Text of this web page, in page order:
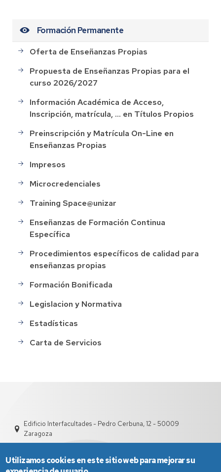
Formación Permanente
Oferta de Enseñanzas Propias
Propuesta de Enseñanzas Propias para el
curso 2026/2027
Información Académica de Acceso,
Inscripción, matrícula, ... en Títulos Propios
Preinscripción y Matrícula On-Line en
Enseñanzas Propias
Impresos
Microcredenciales
Training Space@unizar
Enseñanzas de Formación Continua
Específica
Procedimientos específicos de calidad para
enseñanzas propias
Formación Bonificada
Legislacion y Normativa
Estadísticas
Carta de Servicios
Edificio Interfacultades - Pedro Cerbuna, 12 - 50009
Zaragoza
Utilizamos cookies en este sitio web para mejorar su